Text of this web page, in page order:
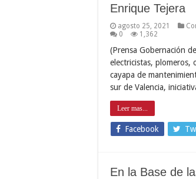
Enrique Tejera
agosto 25, 2021
0
1,362
(Prensa Gobernación
electricistas, plomeros,
cayapa de
sur de Valencia,
Leer mas...
Facebook
En la Base de